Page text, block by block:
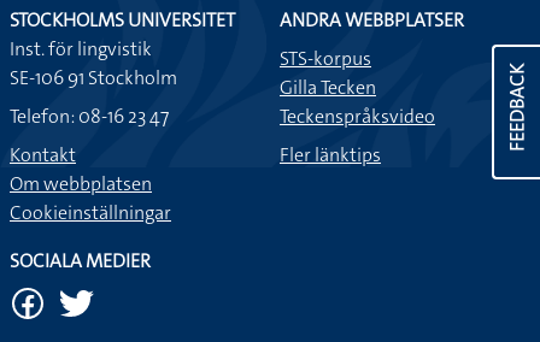
FEEDBACK
STOCKHOLMS UNIVERSITET
Inst. för lingvistik
SE-106 91 Stockholm
Telefon: 08-16 23 47
Kontakt
Om webbplatsen
Cookieinställningar
ANDRA WEBBPLATSER
STS-korpus
Gilla Tecken
Teckenspråksvideo
Fler länktips
SOCIALA MEDIER